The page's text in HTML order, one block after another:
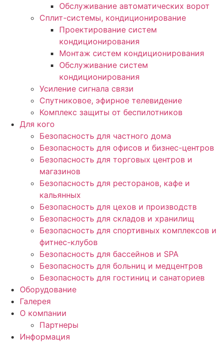
Обслуживание автоматических ворот
Сплит-системы, кондиционирование
Проектирование систем
кондиционирования
Монтаж систем кондиционирования
Обслуживание систем
кондиционирования
Усиление сигнала связи
Спутниковое, эфирное телевидение
Комплекс защиты от беспилотников
Для кого
Безопасность для частного дома
Безопасность для офисов и бизнес-центров
Безопасность для торговых центров и
магазинов
Безопасность для ресторанов, кафе и
кальянных
Безопасность для цехов и производств
Безопасность для складов и хранилищ
Безопасность для спортивных комплексов и
фитнес-клубов
Безопасность для бассейнов и SPA
Безопасность для больниц и медцентров
Безопасность для гостиниц и санаториев
Оборудование
Галерея
О компании
Партнеры
Информация